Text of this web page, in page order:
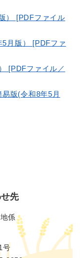
） [PDFファイル
月版） [PDFファ
[PDFファイル／
版(令和8年5月
先
係
号